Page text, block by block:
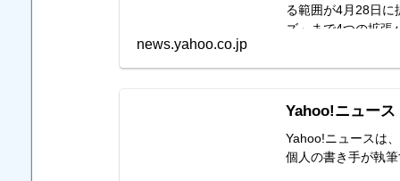
る範囲が4月28日に
ズ」まで4つの拡張
news.yahoo.co.jp
Yahoo!ニュース
Yahoo!ニュースは
個人の書き手が執